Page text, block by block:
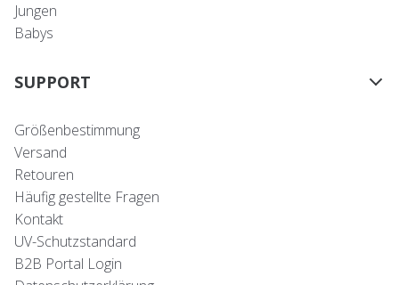
Jungen
Babys
SUPPORT
Größenbestimmung
Versand
Retouren
Häufig gestellte Fragen
Kontakt
UV-Schutzstandard
B2B Portal Login